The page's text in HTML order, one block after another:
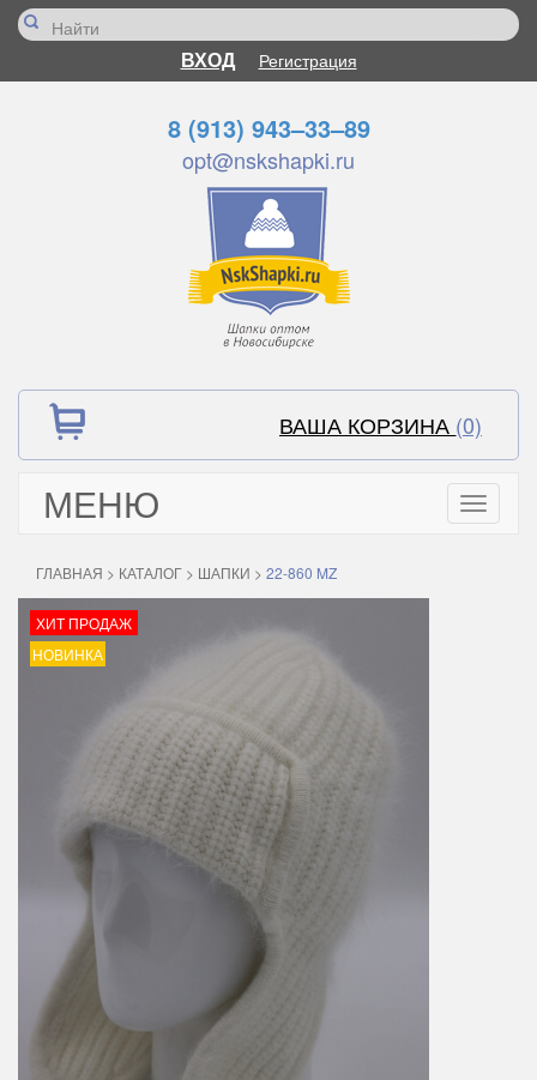
ВХОД Регистрация
8 (913) 943–33–89
opt@nskshapki.ru
ВАША КОРЗИНА (0)
МЕНЮ
Toggle
ГЛАВНАЯ > КАТАЛОГ > ШАПКИ > 22-860 MZ
ХИТ ПРОДАЖ
НОВИНКА